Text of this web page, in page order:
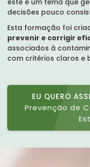
decisões pouco
Esta formação foi
prevenir e corrigir
associados à
com critérios claros e
EU QUERO
Prevenção de